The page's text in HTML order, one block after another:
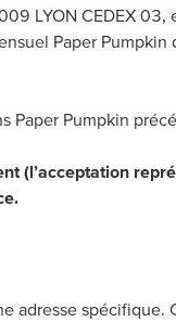
LYON CEDEX 03,
Paper Pumpkin
Paper Pumpkin
(l’acceptation
adresse spécifique.